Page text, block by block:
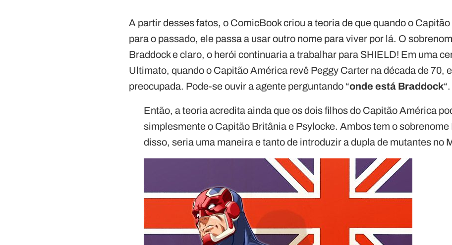
A partir desses fatos, o ComicBook criou a teoria de que quando o
para o passado, ele passa a usar outro nome para viver por lá. O
Braddock e claro, o herói continuaria a trabalhar para SHIELD! Em uma
Ultimato, quando o Capitão América revê Peggy Carter na década de 70,
preocupada. Pode-se ouvir a agente perguntando “onde está Braddock“.
Então, a teoria acredita ainda que os dois filhos do Capitão América
simplesmente o Capitão Britânia e Psylocke. Ambos tem o
disso, seria uma maneira e tanto de introduzir a dupla de mutantes no